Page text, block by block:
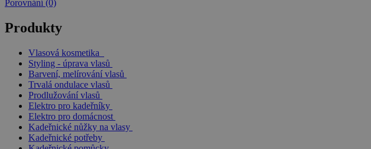
Porovnání (0)
Produkty
Vlasová kosmetika
Styling - úprava vlasů
Barvení, melírování vlasů
Trvalá ondulace vlasů
Prodlužování vlasů
Elektro pro kadeřníky
Elektro pro domácnost
Kadeřnické nůžky na vlasy
Kadeřnické potřeby